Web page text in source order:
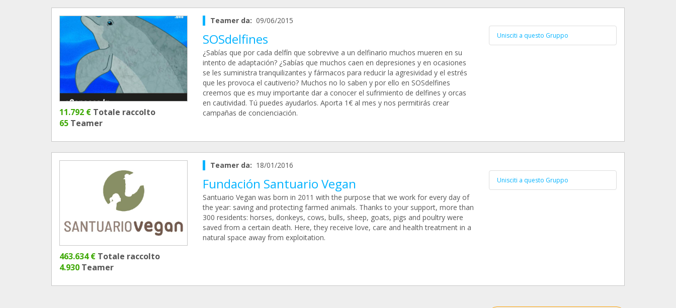
11.792 € Totale raccolto
65 Teamer
Teamer da: 09/06/2015
SOSdelfines
¿Sabías que por cada delfín que sobrevive a un delfinario muchos mueren en su
intento de adaptación? ¿Sabías que muchos caen en depresiones y en ocasiones
se les suministra tranquilizantes y fármacos para reducir la agresividad y el estrés
que les provoca el cautiverio? Muchos no lo saben y por ello en SOSdelfines
creemos que es muy importante dar a conocer el sufrimiento de delfines y orcas
en cautividad. Tú puedes ayudarlos. Aporta 1€ al mes y nos permitirás crear
campañas de concienciación.
Unisciti a questo Gruppo
463.634 € Totale raccolto
4.930 Teamer
Teamer da: 18/01/2016
Fundación Santuario Vegan
Santuario Vegan was born in 2011 with the purpose that we work for every day of
the year: saving and protecting farmed animals. Thanks to your support, more than
300 residents: horses, donkeys, cows, bulls, sheep, goats, pigs and poultry were
saved from a certain death. Here, they receive love, care and health treatment in a
natural space away from exploitation.
Unisciti a questo Gruppo